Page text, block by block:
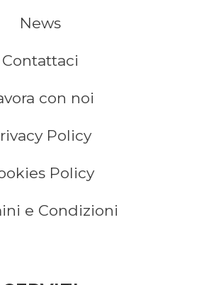
News
Contattaci
con noi
Policy
Policy
e Condizioni